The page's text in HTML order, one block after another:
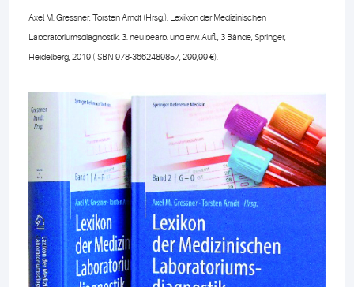
Axel M. Gressner, Torsten Arndt (Hrsg.). Lexikon der Medizinischen
Laboratoriumsdiagnostik. 3. neu bearb. und erw. Aufl., 3 Bände, Springer,
Heidelberg, 2019 (ISBN 978-3662489857, 299,99 €).